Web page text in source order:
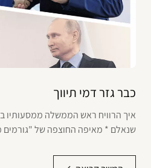
כבר גזר דמי תיווך
איך הרוויח ראש הממשלה ממסעותיו
שנאלם * מאיפה החוצפה של "גורמים